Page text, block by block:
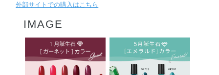
外部サイトでの購入はこちら
IMAGE